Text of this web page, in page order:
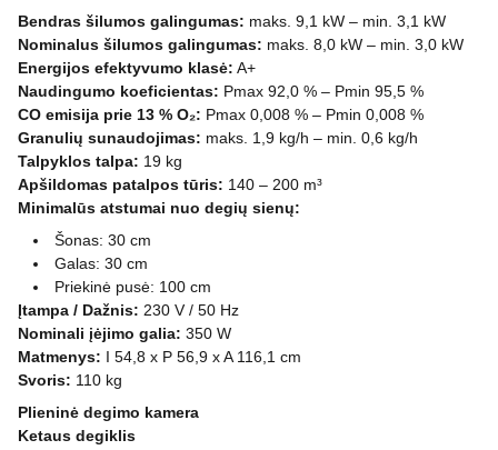
Bendras šilumos galingumas: maks. 9,1 kW – min. 3,1 kW
Nominalus šilumos galingumas: maks. 8,0 kW – min. 3,0 kW
Energijos efektyvumo klasė: A+
Naudingumo koeficientas: Pmax 92,0 % – Pmin 95,5 %
CO emisija prie 13 % O₂: Pmax 0,008 % – Pmin 0,008 %
Granulių sunaudojimas: maks. 1,9 kg/h – min. 0,6 kg/h
Talpyklos talpa: 19 kg
Apšildomas patalpos tūris: 140 – 200 m³
Minimalūs atstumai nuo degių sienų:
Šonas: 30 cm
Galas: 30 cm
Priekinė pusė: 100 cm
Įtampa / Dažnis: 230 V / 50 Hz
Nominali įėjimo galia: 350 W
Matmenys: I 54,8 x P 56,9 x A 116,1 cm
Svoris: 110 kg
Plieninė degimo kamera
Ketaus degiklis